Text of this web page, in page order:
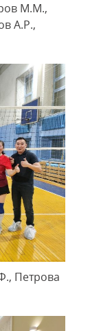
М.М.,
А.Р.,
Петрова